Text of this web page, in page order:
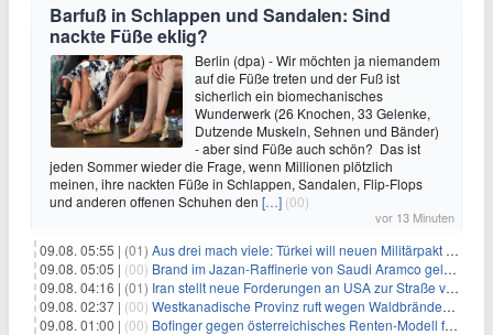
Barfuß in Schlappen und Sandalen: Sind
nackte Füße eklig?
Berlin (dpa) - Wir möchten ja niemandem
auf die Füße treten und der Fuß ist
sicherlich ein biomechanisches
Wunderwerk (26 Knochen, 33 Gelenke,
Dutzende Muskeln, Sehnen und Bänder)
- aber sind Füße auch schön? Das ist
jeden Sommer wieder die Frage, wenn Millionen plötzlich
meinen, ihre nackten Füße in Schlappen, Sandalen, Flip-Flops
und anderen offenen Schuhen den […] (00)
vor 13 Minuten
09.08. 05:55 | (01) Aus drei mach viele: Türkei will neuen Militärpakt erweitern
09.08. 05:05 | (00) Brand im Jazan-Raffinerie von Saudi Aramco gelöscht: Auswirkungen auf die Energiemärkte
09.08. 04:16 | (01) Iran stellt neue Forderungen an USA zur Straße von Hormus
09.08. 02:37 | (00) Westkanadische Provinz ruft wegen Waldbränden Notstand aus
09.08. 01:00 | (00) Bofinger gegen österreichisches Renten-Modell für Schwerarbeiter